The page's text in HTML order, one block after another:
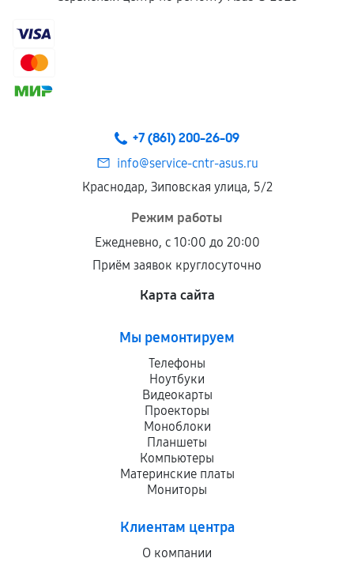
+7 (861) 200-26-09
info@service-cntr-asus.ru
Краснодар, Зиповская улица, 5/2
Режим работы
Ежедневно, с 10:00 до 20:00
Приём заявок круглосуточно
Карта сайта
Мы ремонтируем
Телефоны
Ноутбуки
Видеокарты
Проекторы
Моноблоки
Планшеты
Компьютеры
Материнские платы
Мониторы
Клиентам центра
О компании